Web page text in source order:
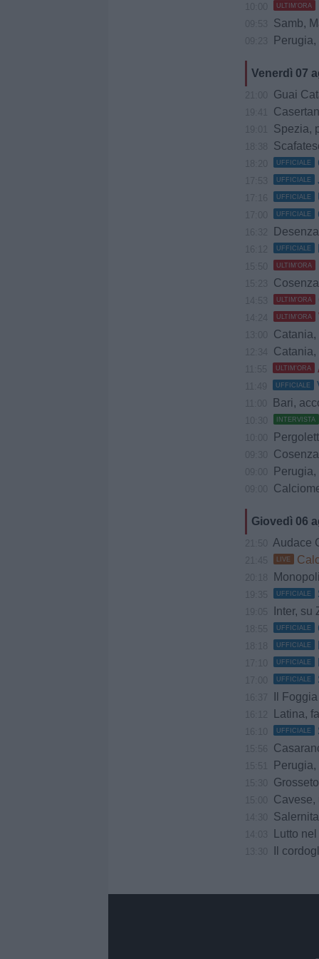
ULTIM'ORA
Samb,
Venerdì 07
Guai
Spezia,
UFFICIALE
UFFICIALE
UFFICIALE
UFFICIALE
UFFICIALE
ULTIM'ORA
Cosenza,
ULTIM'ORA
ULTIM'ORA
Catania,
ULTIM'ORA
UFFICIALE
Bari,
INTERVISTA
Perugia,
Giovedì 06
Audace
LIVE
UFFICIALE
Inter, su
UFFICIALE
UFFICIALE
UFFICIALE
UFFICIALE
Il
Latina,
UFFICIALE
Casarano,
Cavese,
Salernitana-
Lutto
Il